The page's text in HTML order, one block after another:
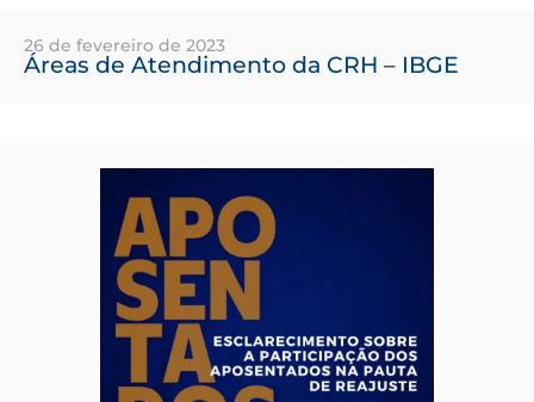
26 de fevereiro de 2023
Áreas de Atendimento da CRH – IBGE